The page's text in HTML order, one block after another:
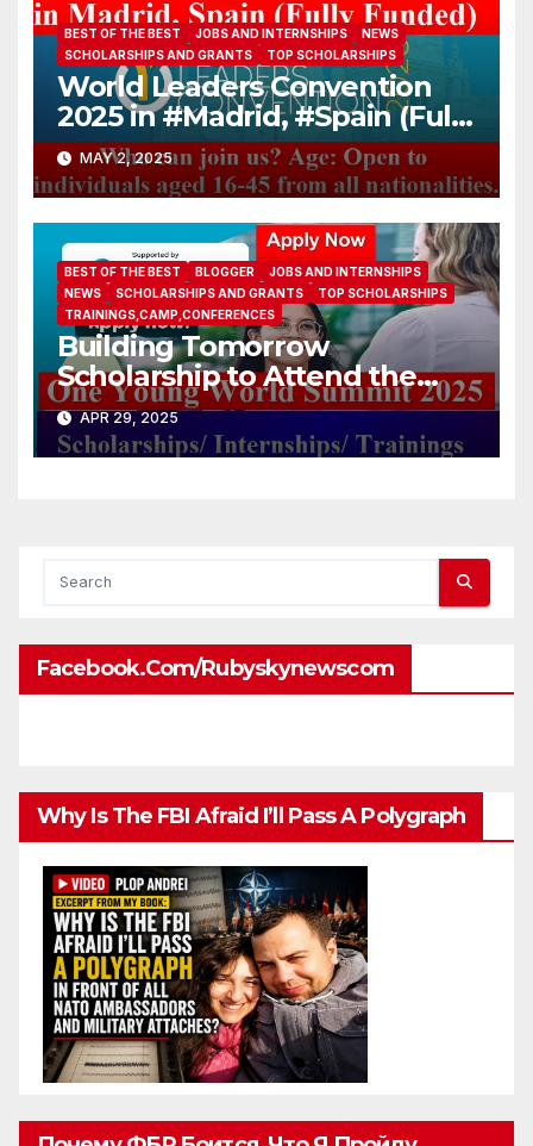
BEST OF THE BEST JOBS AND INTERNSHIPS
NEWS
SCHOLARSHIPS AND GRANTS
TOP SCHOLARSHIPS
World Leaders Convention
2025 in #Madrid, #Spain (Fully
Funded)
MAY 2, 2025
BEST OF THE BEST BLOGGER
JOBS AND INTERNSHIPS
NEWS
SCHOLARSHIPS AND GRANTS
TOP SCHOLARSHIPS
TRAININGS,CAMP,CONFERENCES
Building Tomorrow
Scholarship to Attend the
One Young World Summit
2025 (Fully-funded to
#Munich, #Germany)
APR 29, 2025
Facebook.com/rubyskynewscom
Why Is The FBI Afraid I’ll Pass A Polygraph